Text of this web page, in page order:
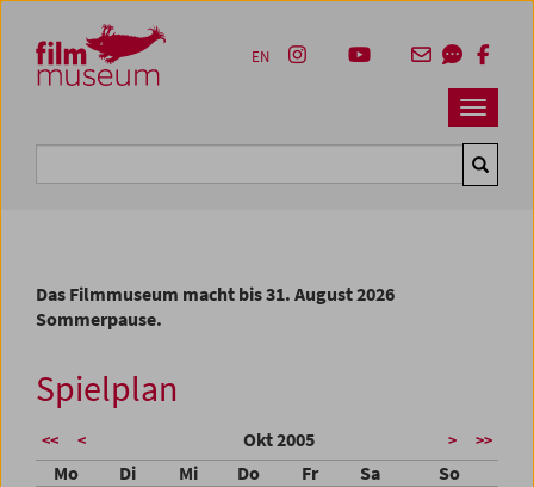
Zum Inhalt
Zum Hauptmenü
Zur Servicenavigation
Zum Suche
Navbar
EN
Das Filmmuseum macht bis 31. August 2026
Sommerpause.
Spielplan
<< < Okt 2005 > >>
Mo Di Mi Do Fr Sa So